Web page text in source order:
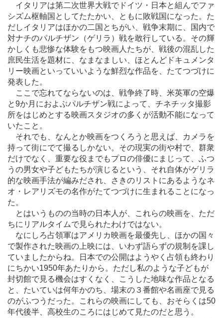
イタリアは第二次世界大戦でドイツ・日本と組んでファ
シズム枢軸国としてたたかい、ともに敗戦国になった。た
だしイタリアはほかの二国とちがい、戦争末期に、国内で
対ナチのパルチザン（ゲリラ）戦を敢行している。その輝
かしくも悲惨な体験をもつ映画人たちが、戦後の混乱した
庶民生活を題材に、なまなましい、ほとんどドキュメンタ
リー映画といっていいような鮮烈な作品を、たてつづけに
発表した。
ここで忘れてならないのは、戦争終了時、米英軍の空爆
と9か月におよぶパルチザン戦によって、チネチッタ撮影
所をはじめとする映画スタジオの多くが活動不能になって
いたこと。
それでも、なんとか映画をつくろうと思えば、カメラを
持って街にでて撮るしかない。その現実の街や村で、群衆
だけでなく、重要な役までもプロの俳優にまじって、ふつ
うの男女や子どもたちが演じるという、それ自体がゲリラ
的な映画手法が編みだされ、さきのリストにあるようなネ
オ・レアリズモの名作がたてつづけに生まれることになっ
た。
とはいうものの当時の日本人が、これらの映画を、ただ
ちにリアルタイムで見られたわけではない。
なにしろ占領軍はアメリカ映画を最優先し、ほかの国々
で製作された映画の上映には、いわず語らずの規制を課し
ていましたからね。日本での公開はようやく占領も終わり
にちかい1950年あたりから。ただし私のような子どもが
封切館で見る機会はすくなく、こうした地味な作品となる
と、たいていは何年かのち、場末の３番館や名画座で見る
のがふつうだった。これらの映画にしても、おそらくは50
年代後半、高校生のころにはじめて見たのだと思う。